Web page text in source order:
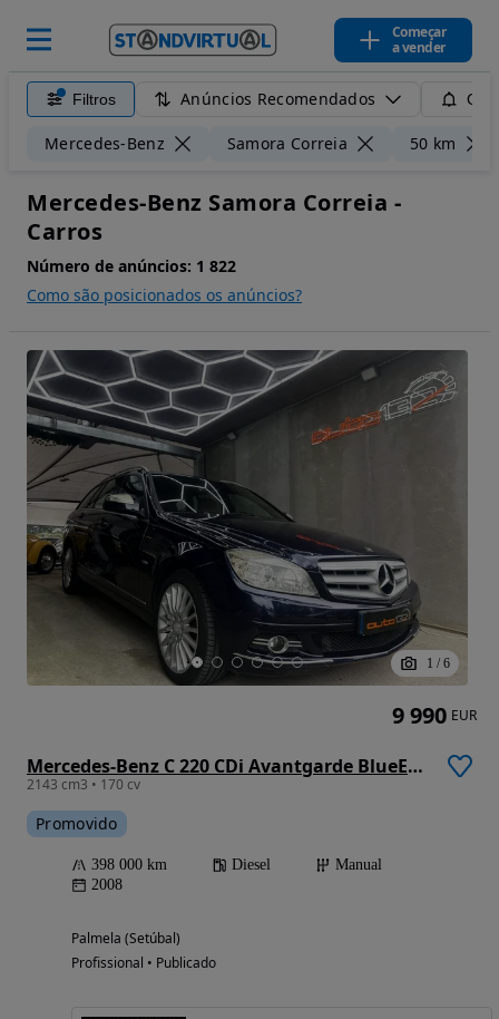
Começar
a vender
Filtros Anúncios Recomendados
Mercedes-Benz Samora Correia 50 km
Mercedes-Benz Samora Correia -
Carros
Número de anúncios: 1 822
Como são posicionados os anúncios?
1 / 6
Mercedes-Benz C 220 CDi Avantgarde BlueEfficiency
2143 cm3 • 170 cv
Promovido
398 000 km Diesel
Manual
2008
Palmela (Setúbal)
Profissional • Publicado
9 990 EUR